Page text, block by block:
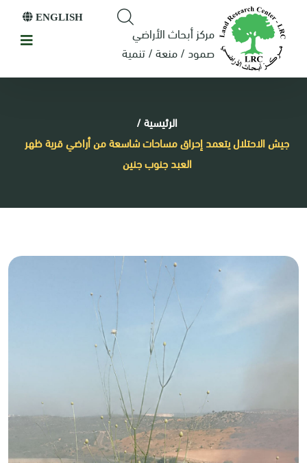
مركز أبحاث الأراضي
صمود / منعة / تنمية
ENGLISH
الرئيسية/
جيش الاحتلال يتعمد إحراق مساحات شاسعة من أراضي قرية ظهر
العبد جنوب جنين